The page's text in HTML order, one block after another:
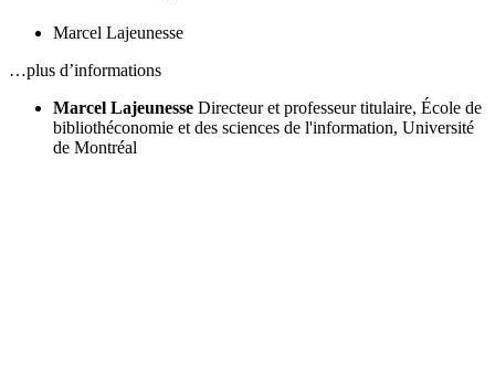
Marcel Lajeunesse
…plus d’informations
Marcel Lajeunesse Directeur et professeur titulaire, École de
bibliothéconomie et des sciences de l'information, Université
de Montréal